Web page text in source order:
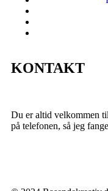
KONTAKT
Du er altid velkommen
på telefonen, så jeg